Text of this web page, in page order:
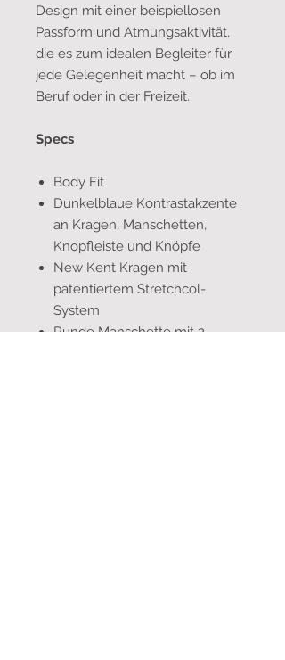
Design mit einer beispiellosen
Passform und Atmungsaktivität,
die es zum idealen Begleiter für
jede Gelegenheit macht – ob im
Beruf oder in der Freizeit.
Specs
Body Fit
Dunkelblaue Kontrastakzente
an Kragen, Manschetten,
Knopfleiste und Knöpfe
New Kent Kragen mit
patentiertem Stretchcol-
System
Runde Manschette mit 2